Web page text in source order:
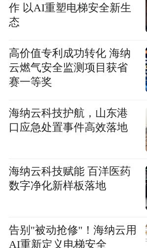
作 以AI重塑电梯安全新生
态
高价值专利成功转化 海纳
云燃气安全监测项目获省
赛一等奖
海纳云科技护航，山东港
口应急处置事件高效落地
海纳云科技赋能 百洋医药
数字净化新样板落地
告别"被动抢修"！海纳云用
AI重新定义电梯安全